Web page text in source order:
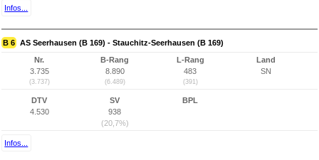
Infos...
B 6 AS Seerhausen (B 169) - Stauchitz-Seerhausen (B 169)
Nr.
3.735
(3.737)
B-Rang
8.890
(6.489)
L-Rang
483
(391)
Land
SN
DTV
4.530
SV
938
(20,7%)
BPL
Infos...